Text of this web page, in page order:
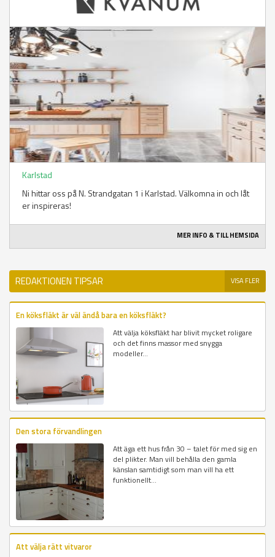
Karlstad
Ni hittar oss på N. Strandgatan 1 i Karlstad. Välkomna in och låt
er inspireras!
MER INFO & TILL HEMSIDA
REDAKTIONEN TIPSAR VISA FLER
En köksfläkt är väl ändå bara en köksfläkt?
Att välja köksfläkt har blivit mycket roligare
och det finns massor med snygga
modeller...
Den stora förvandlingen
Att äga ett hus från 30 – talet för med sig en
del plikter. Man vill behålla den gamla
känslan samtidigt som man vill ha ett
funktionellt...
Att välja rätt vitvaror